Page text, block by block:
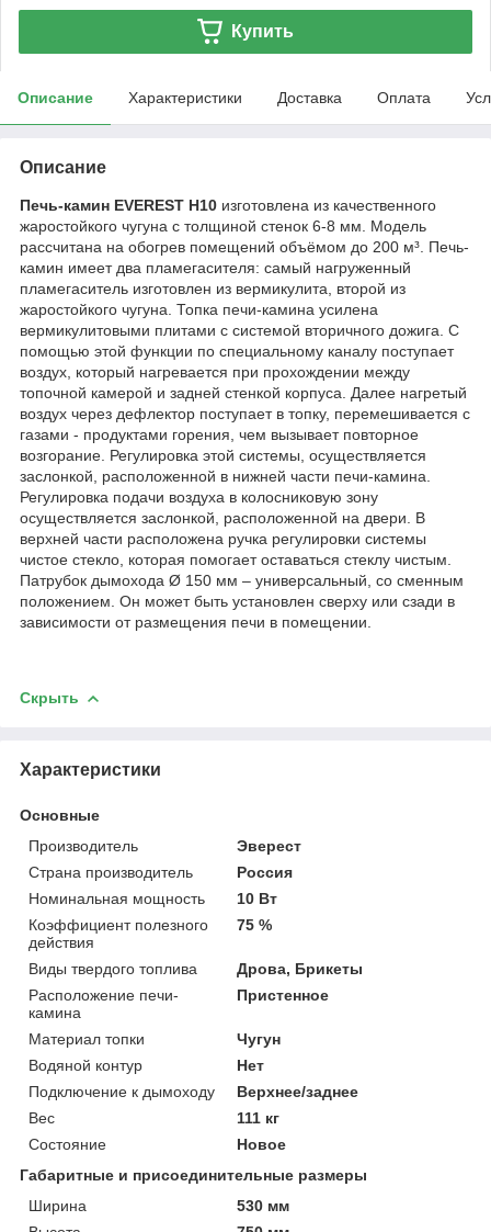
Купить
Описание Характеристики Доставка Оплата
Описание
Печь-камин EVEREST Н10 изготовлена из качественного
жаростойкого чугуна с толщиной стенок 6-8 мм. Модель
рассчитана на обогрев помещений объёмом до 200 м³. Печь-
камин имеет два пламегасителя: самый нагруженный
пламегаситель изготовлен из вермикулита, второй из
жаростойкого чугуна. Топка печи-камина усилена
вермикулитовыми плитами с системой вторичного дожига. С
помощью этой функции по специальному каналу поступает
воздух, который нагревается при прохождении между
топочной камерой и задней стенкой корпуса. Далее нагретый
воздух через дефлектор поступает в топку, перемешивается с
газами - продуктами горения, чем вызывает повторное
возгорание. Регулировка этой системы, осуществляется
заслонкой, расположенной в нижней части печи-камина.
Регулировка подачи воздуха в колосниковую зону
осуществляется заслонкой, расположенной на двери. В
верхней части расположена ручка регулировки системы
чистое стекло, которая помогает оставаться стеклу чистым.
Патрубок дымохода Ø 150 мм – универсальный, со сменным
положением. Он может быть установлен сверху или сзади в
зависимости от размещения печи в помещении.
Скрыть
Характеристики
Основные
Производитель
Эверест
Страна производитель
Россия
Номинальная мощность
10 Вт
Коэффициент полезного
действия
75 %
Виды твердого топлива
Дрова, Брикеты
Расположение печи-
камина
Пристенное
Материал топки
Чугун
Водяной контур
Нет
Подключение к дымоходу
Верхнее/заднее
Вес
111 кг
Состояние
Новое
Габаритные и присоединительные размеры
Ширина
530 мм